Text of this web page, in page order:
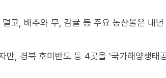
고, 배추와 무, 감귤 등 주요 농산물은 내년
만, 경북 호미반도 등 4곳을 '국가해양생태